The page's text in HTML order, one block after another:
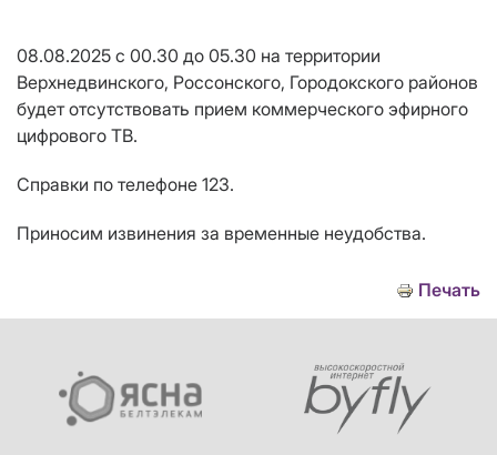
08.08.2025 с 00.30 до 05.30 на территории
Верхнедвинского, Россонского, Городокского районов
будет отсутствовать прием коммерческого эфирного
цифрового ТВ.
Справки по телефоне 123.
Приносим извинения за временные неудобства.
Печать